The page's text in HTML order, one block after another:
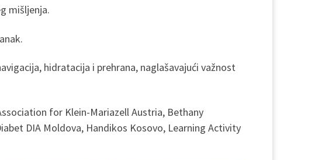
mišljenja.
hidratacija i prehrana, naglašavajući važnost
for Klein-Mariazell Austria, Bethany
DIA Moldova, Handikos Kosovo, Learning Activity